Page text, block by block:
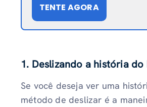
TENTE AGORA
1. Deslizando a história do
Se você deseja ver uma
método de deslizar é a